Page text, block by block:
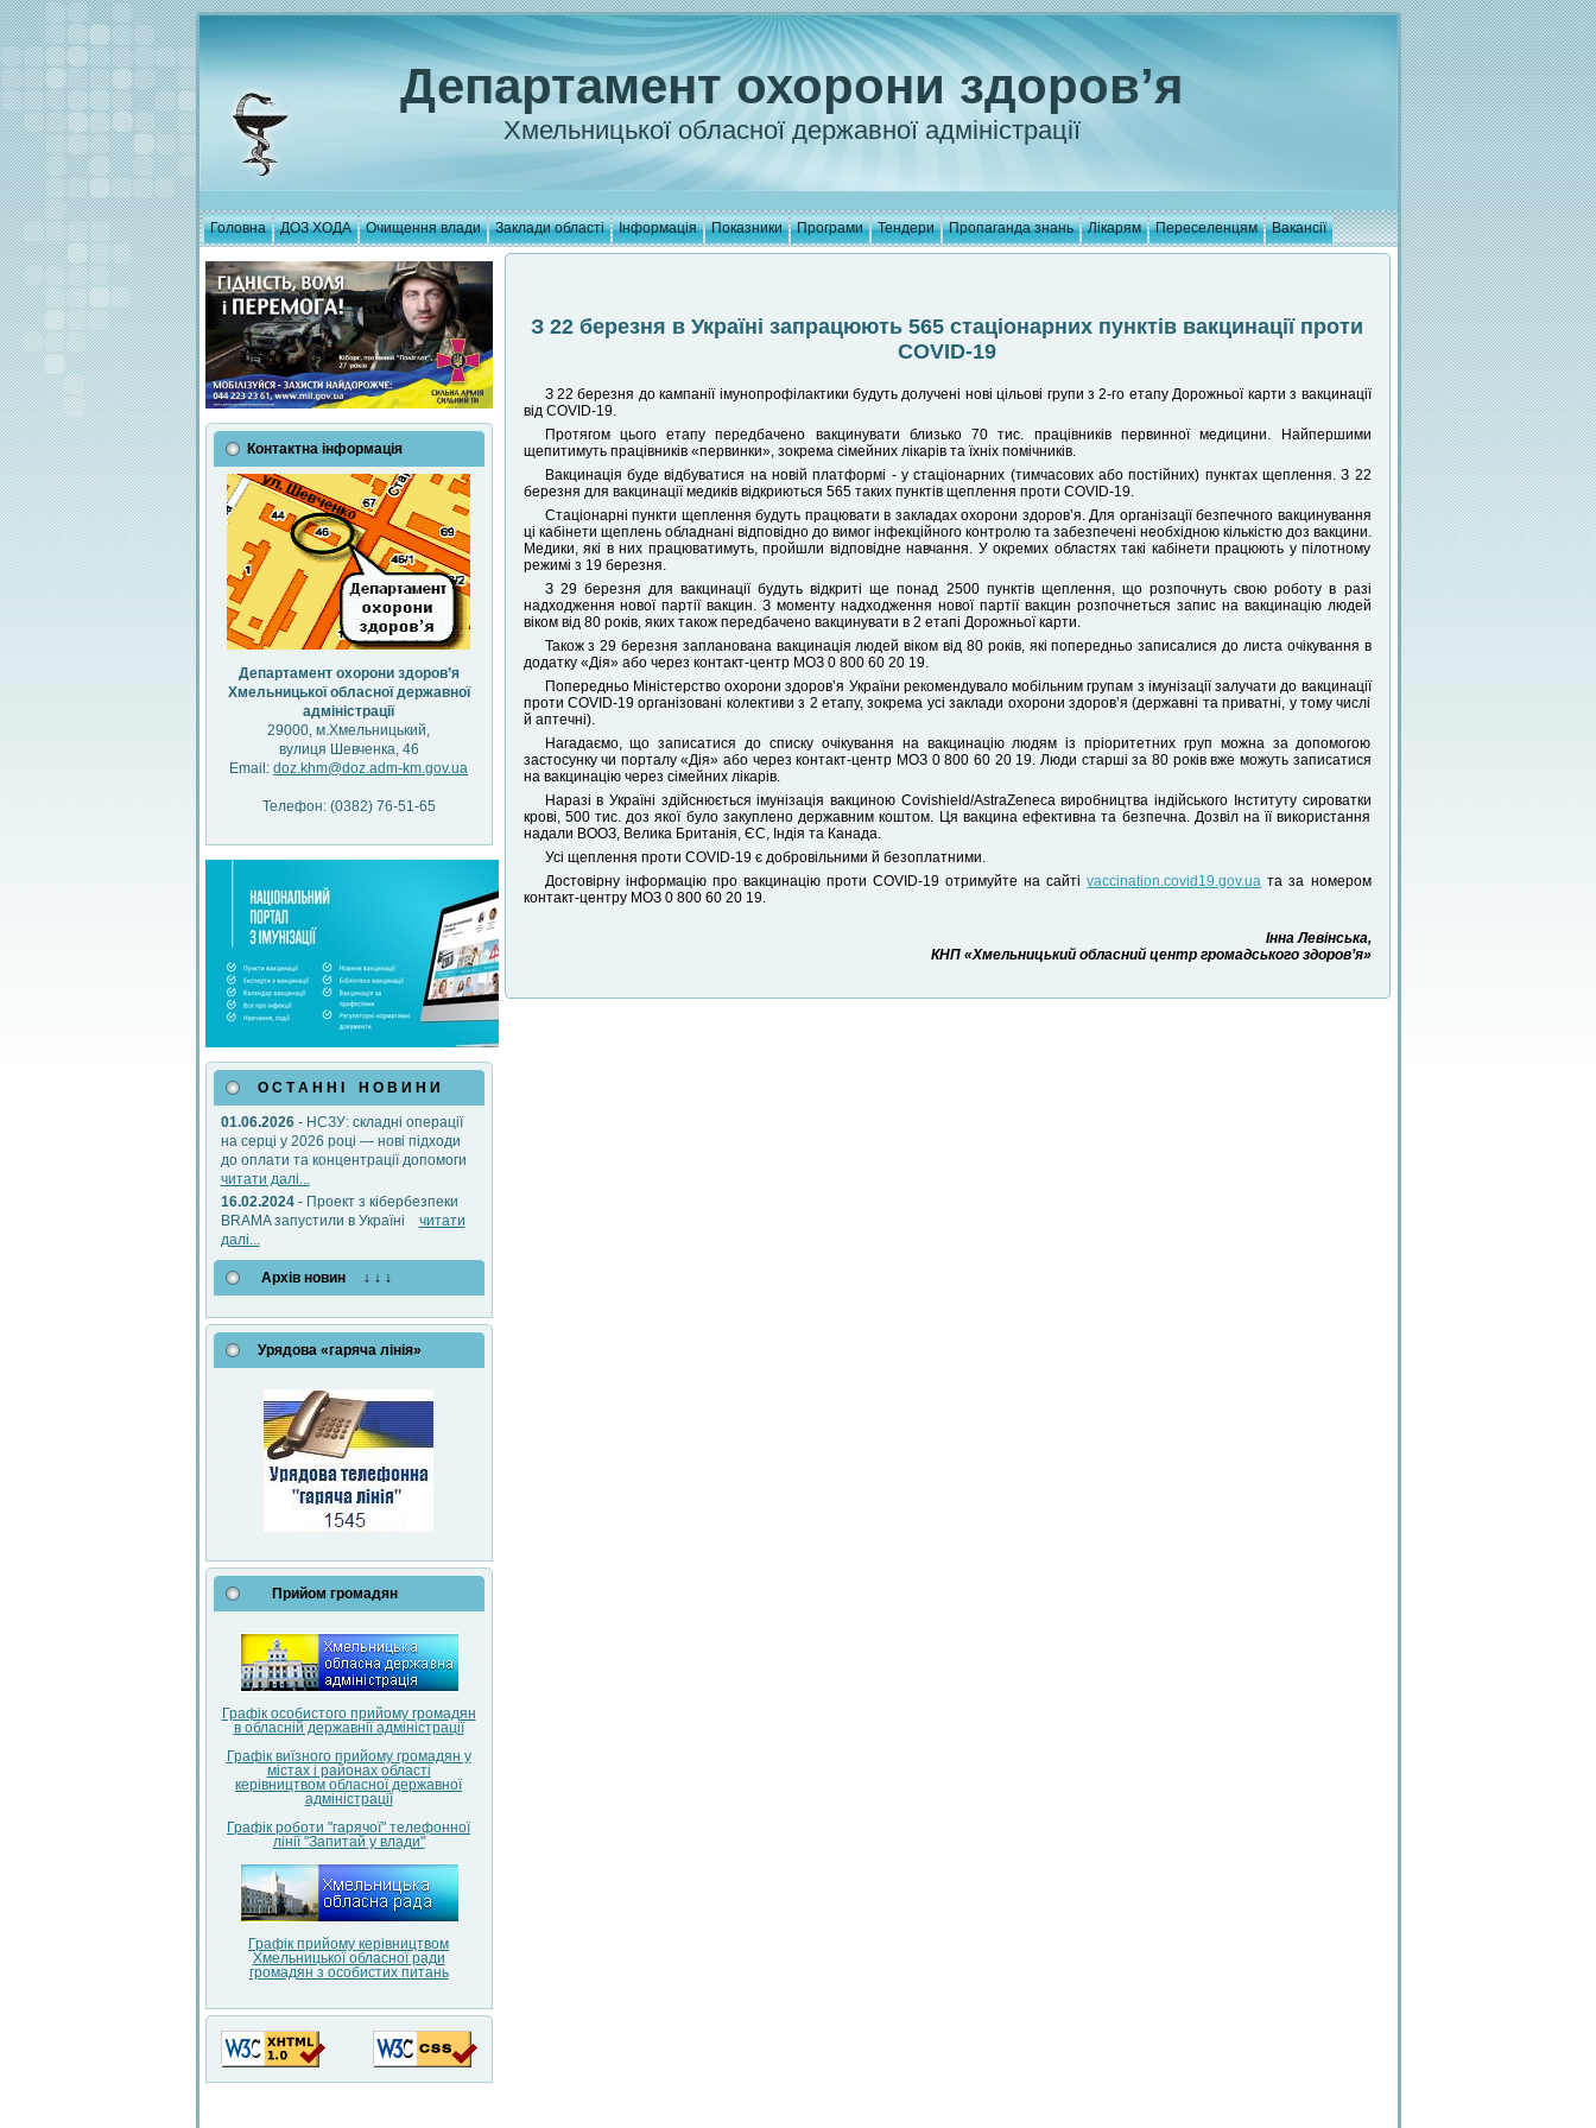
Департамент охорони здоров’я
Хмельницької обласної державної адміністрації
Головна ДОЗ ХОДА Очищення влади Заклади області Інформація Показники Програми Тендери Пропаганда знань Лікарям Переселенцям Вакансії
Контактна інформація
Департамент охорони здоров’я
Хмельницької обласної державної
адміністрації
29000, м.Хмельницький,
вулиця Шевченка, 46
Email: doz.khm@doz.adm-km.gov.ua
Телефон: (0382) 76-51-65
О С Т А Н Н І Н О В И Н И
01.06.2026- НСЗУ: складні операції
на серці у 2026 році — нові підходи
до оплати та концентрації допомоги
читати далі...
16.02.2024- Проект з кібербезпеки
BRAMA запустили в Україні читати
далі...
Архів новин ↓ ↓ ↓
Урядова «гаряча лінія»
Прийом громадян
Графік особистого прийому громадян
в обласній державнії адміністрації
Графік виїзного прийому громадян у
містах і районах області
керівництвом обласної державної
адміністрації
Графік роботи "гарячої" телефонної
лінії "Запитай у влади"
Графік прийому керівництвом
Хмельницької обласної ради
громадян з особистих питань
З 22 березня в Україні запрацюють 565 стаціонарних пунктів вакцинації проти
COVID-19
З 22 березня до кампанії імунопрофілактики будуть долучені нові цільові групи з 2-го етапу Дорожньої карти з вакцинації
від COVID-19.
Протягом цього етапу передбачено вакцинувати близько 70 тис. працівників первинної медицини. Найпершими
щепитимуть працівників «первинки», зокрема сімейних лікарів та їхніх помічників.
Вакцинація буде відбуватися на новій платформі - у стаціонарних (тимчасових або постійних) пунктах щеплення. З 22
березня для вакцинації медиків відкриються 565 таких пунктів щеплення проти COVID-19.
Стаціонарні пункти щеплення будуть працювати в закладах охорони здоров’я. Для організації безпечного вакцинування
ці кабінети щеплень обладнані відповідно до вимог інфекційного контролю та забезпечені необхідною кількістю доз вакцини.
Медики, які в них працюватимуть, пройшли відповідне навчання. У окремих областях такі кабінети працюють у пілотному
режимі з 19 березня.
З 29 березня для вакцинації будуть відкриті ще понад 2500 пунктів щеплення, що розпочнуть свою роботу в разі
надходження нової партії вакцин. З моменту надходження нової партії вакцин розпочнеться запис на вакцинацію людей
віком від 80 років, яких також передбачено вакцинувати в 2 етапі Дорожньої карти.
Також з 29 березня запланована вакцинація людей віком від 80 років, які попередньо записалися до листа очікування в
додатку «Дія» або через контакт-центр МОЗ 0 800 60 20 19.
Попередньо Міністерство охорони здоров’я України рекомендувало мобільним групам з імунізації залучати до вакцинації
проти COVID-19 організовані колективи з 2 етапу, зокрема усі заклади охорони здоров’я (державні та приватні, у тому числі
й аптечні).
Нагадаємо, що записатися до списку очікування на вакцинацію людям із пріоритетних груп можна за допомогою
застосунку чи порталу «Дія» або через контакт-центр МОЗ 0 800 60 20 19. Люди старші за 80 років вже можуть записатися
на вакцинацію через сімейних лікарів.
Наразі в Україні здійснюється імунізація вакциною Covishield/AstraZeneca виробництва індійського Інституту сироватки
крові, 500 тис. доз якої було закуплено державним коштом. Ця вакцина ефективна та безпечна. Дозвіл на її використання
надали ВООЗ, Велика Британія, ЄС, Індія та Канада.
Усі щеплення проти COVID-19 є добровільними й безоплатними.
Достовірну інформацію про вакцинацію проти COVID-19 отримуйте на сайтіvaccination.covid19.gov.ua та за номером
контакт-центру МОЗ 0 800 60 20 19.
Інна Левінська,
КНП «Хмельницький обласний центр громадського здоров’я»